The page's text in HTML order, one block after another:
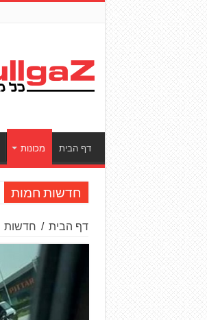
דף הבית מכונות
חדשות חמות
דף הבית / חדשות